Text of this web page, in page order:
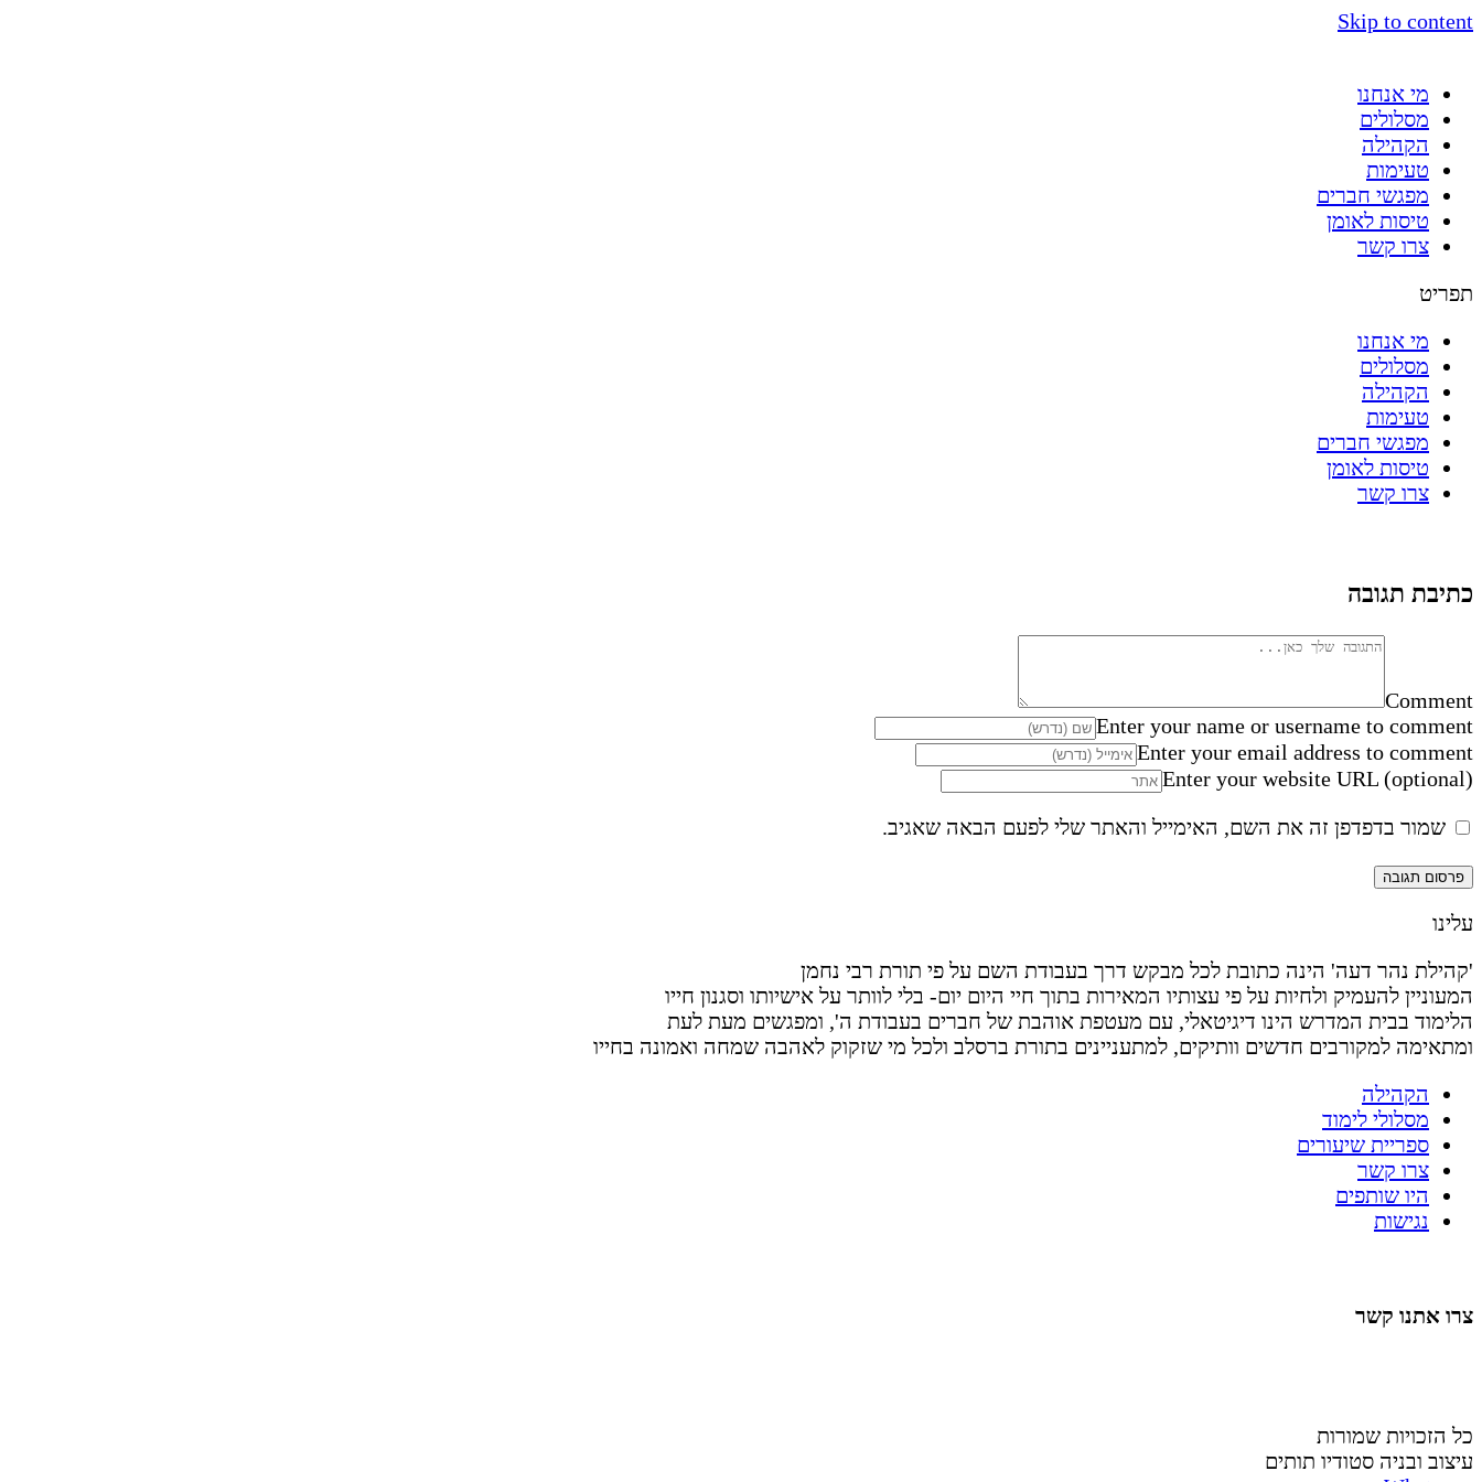
Skip to content
מי אנחנו
מסלולים
הקהילה
טעימות
מפגשי חברים
טיסות לאומן
צרו קשר
תפריט
מי אנחנו
מסלולים
הקהילה
טעימות
מפגשי חברים
טיסות לאומן
צרו קשר
כתיבת תגובה
Comment
Enter your name or username to comment
Enter your email address to comment
Enter your website URL (optional)
שמור בדפדפן זה את השם, האימייל והאתר שלי לפעם הבאה שאגיב.
עלינו
'קהילת נהר דעה' הינה כתובת לכל מבקש דרך בעבודת השם על פי תורת רבי נחמן
המעוניין להעמיק ולחיות על פי עצותיו המאירות בתוך חיי היום יום- בלי לוותר על אישיותו וסגנון חייו
הלימוד בבית המדרש הינו דיגיטאלי, עם מעטפת אוהבת של חברים בעבודת ה', ומפגשים מעת לעת
ומתאימה למקורבים חדשים וותיקים, למתעניינים בתורת ברסלב ולכל מי שזקוק לאהבה שמחה ואמונה בחייו
הקהילה
מסלולי לימוד
ספריית שיעורים
צרו קשר
היו שותפים
נגישות
צרו אתנו קשר
כל הזכויות שמורות
עיצוב ובניה סטודיו תותים